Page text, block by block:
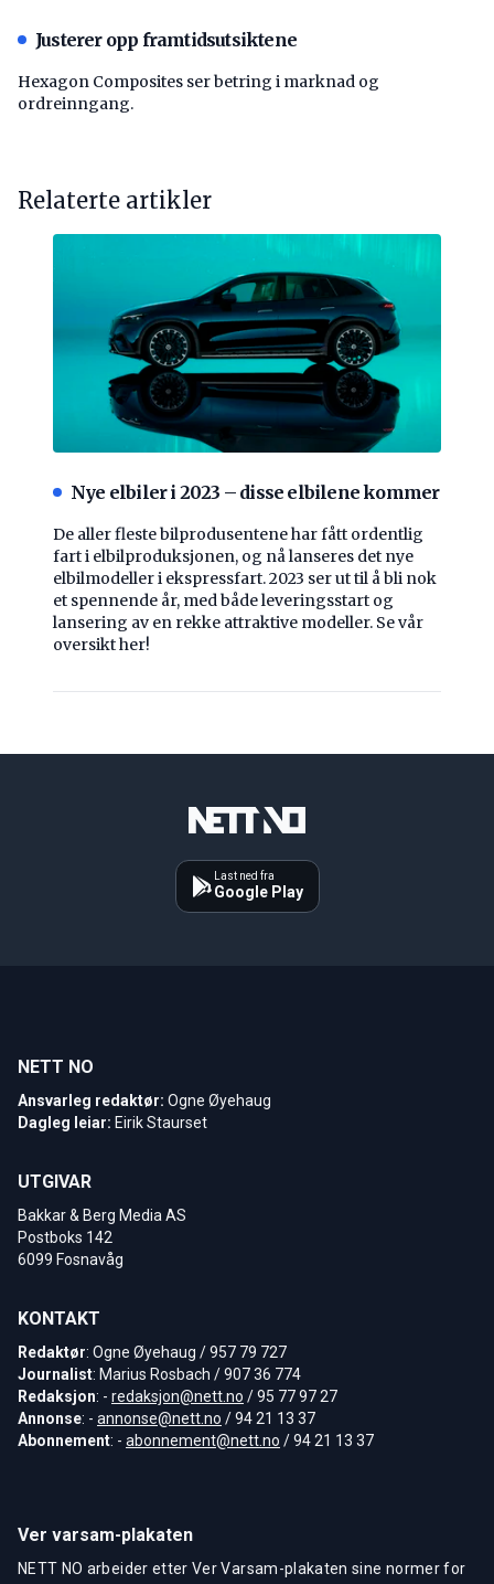
Justerer opp framtidsutsiktene
Hexagon Composites ser betring i marknad og
ordreinngang.
Relaterte artikler
Nye elbiler i 2023 – disse elbilene kommer
De aller fleste bilprodusentene har fått ordentlig
fart i elbilproduksjonen, og nå lanseres det nye
elbilmodeller i ekspressfart. 2023 ser ut til å bli nok
et spennende år, med både leveringsstart og
lansering av en rekke attraktive modeller. Se vår
oversikt her!
Last ned fra
Google Play
NETT NO
Ansvarleg redaktør: Ogne Øyehaug
Dagleg leiar: Eirik Staurset
UTGIVAR
Bakkar & Berg Media AS
Postboks 142
6099 Fosnavåg
KONTAKT
Redaktør: Ogne Øyehaug / 957 79 727
Journalist: Marius Rosbach / 907 36 774
Redaksjon: - redaksjon@nett.no / 95 77 97 27
Annonse: - annonse@nett.no / 94 21 13 37
Abonnement: - abonnement@nett.no / 94 21 13 37
Ver varsam-plakaten
NETT NO arbeider etter Ver Varsam-plakaten sine normer for